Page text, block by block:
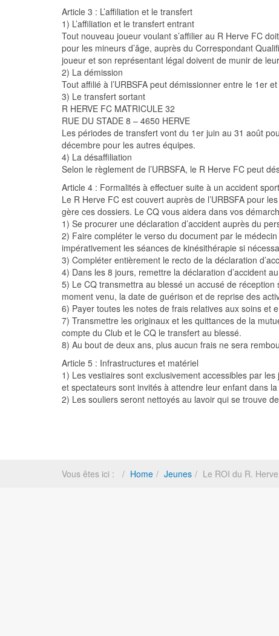
Article 3 : L’affiliation et le transfert
1) L’affiliation et le transfert entrant
Tout nouveau joueur voulant s’affilier au R Herve FC
pour les mineurs d’âge, auprès du Correspondant
joueur et son représentant légal doivent de munir de
2) La démission
Tout affilié à l’URBSFA peut démissionner entre le 1er
3) Le transfert sortant
R HERVE FC MATRICULE 32
RUE DU STADE 8 – 4650 HERVE
Les périodes de transfert vont du 1er juin au 31 août
décembre pour les autres équipes.
4) La désaffiliation
Selon le règlement de l’URBSFA, le R Herve FC peut
Article 4 : Formalités à effectuer suite à un accident
Le R Herve FC est couvert auprès de l’URBSFA pour
gère ces dossiers. Le CQ vous aidera dans vos
1) Se procurer une déclaration d’accident auprès du
2) Faire compléter le verso du document par le
impérativement les séances de kinésithérapie si
3) Compléter entièrement le recto de la déclaration
4) Dans les 8 jours, remettre la déclaration d’accident
5) Le CQ transmettra au blessé un accusé de
moment venu, la date de guérison et de reprise des
6) Payer toutes les notes de frais relatives aux soins et
7) Transmettre les originaux et les quittances de la
compte du Club et le CQ le transfert au blessé.
8) Au bout de deux ans, plus aucun frais ne sera
Article 5 : Infrastructures et matériel
1) Les vestiaires sont exclusivement accessibles par
et spectateurs sont invités à attendre leur enfant dans
2) Les souliers seront nettoyés au lavoir qui se trouve
Vous êtes ici : Home Jeunes Le ROI du R.